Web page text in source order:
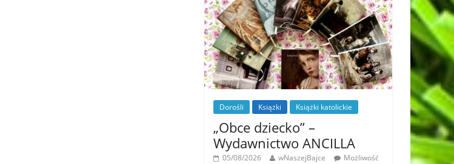
Dorośli Książki Książki katolickie
„Obce dziecko” –
Wydawnictwo ANCILLA
05/08/2026 wNaszejBajce
Możliwość